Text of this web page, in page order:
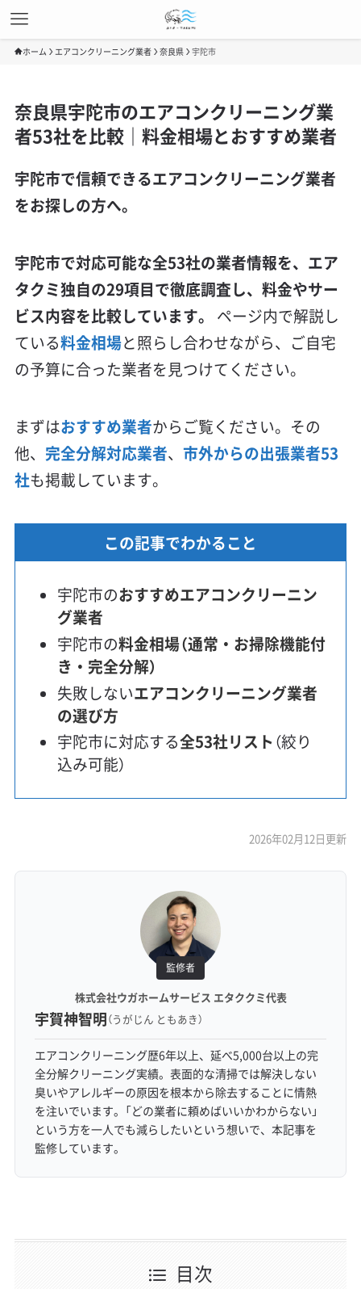
ホーム エアコンクリーニング業者 奈良県 宇陀市
奈良県宇陀市のエアコンクリーニング業
者53社を比較｜料金相場とおすすめ業者
宇陀市で信頼できるエアコンクリーニング業者
をお探しの方へ。
宇陀市で対応可能な全53社の業者情報を、エア
タクミ独自の29項目で徹底調査し、料金やサー
ビス内容を比較しています。
ページ内で解説し
ている料金相場と照らし合わせながら、ご自宅
の予算に合った業者を見つけてください。
まずはおすすめ業者からご覧ください。その
他、 完全分解対応業者、 市外からの出張業者53
社も掲載しています。
この記事でわかること
宇陀市のおすすめエアコンクリーニン
グ業者
宇陀市の料金相場（通常・お掃除機能付
き・完全分解）
失敗しないエアコンクリーニング業者
の選び方
宇陀市に対応する全53社リスト （絞り
込み可能）
2026年02月12日更新
監修者
株式会社ウガホームサービス エタククミ代表
宇賀神智明（うがじん ともあき）
エアコンクリーニング歴6年以上、延べ5,000台以上の完
全分解クリーニング実績。表面的な清掃では解決しない
臭いやアレルギーの原因を根本から除去することに情熱
を注いでいます。「どの業者に頼めばいいかわからない」
という方を一人でも減らしたいという想いで、本記事を
監修しています。
目次